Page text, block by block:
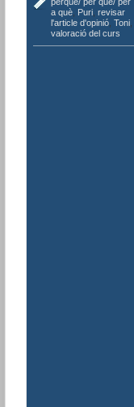
a què, Puri, revisar
l'article d'opinió, Toni,
valoració del curs